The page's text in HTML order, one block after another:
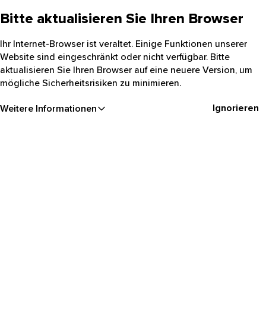
Bitte aktualisieren Sie Ihren Browser
Ihr Internet-Browser ist veraltet. Einige Funktionen unserer
Website sind eingeschränkt oder nicht verfügbar. Bitte
aktualisieren Sie Ihren Browser auf eine neuere Version, um
mögliche Sicherheitsrisiken zu minimieren.
Weitere Informationen Ignorieren